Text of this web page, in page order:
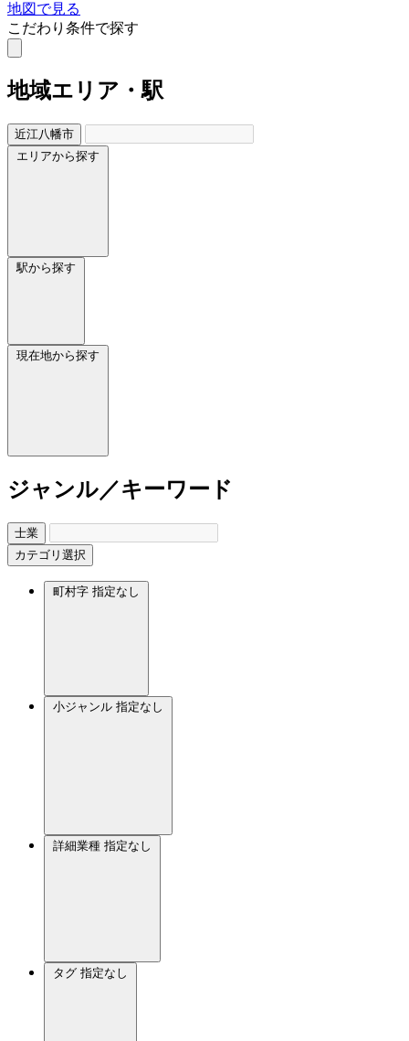
地図で見る
こだわり条件で探す
地域エリア・駅
近江八幡市
エリアから探す
駅から探す
現在地から探す
ジャンル／キーワード
士業
カテゴリ選択
町村字 指定なし
小ジャンル 指定なし
詳細業種 指定なし
タグ 指定なし